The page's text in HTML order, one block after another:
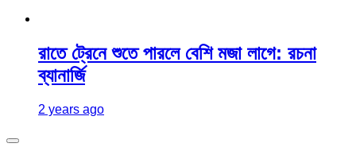
রাতে ট্রেনে শুতে পারলে বেশি মজা লাগে: রচনা
ব্যানার্জি
2 years ago